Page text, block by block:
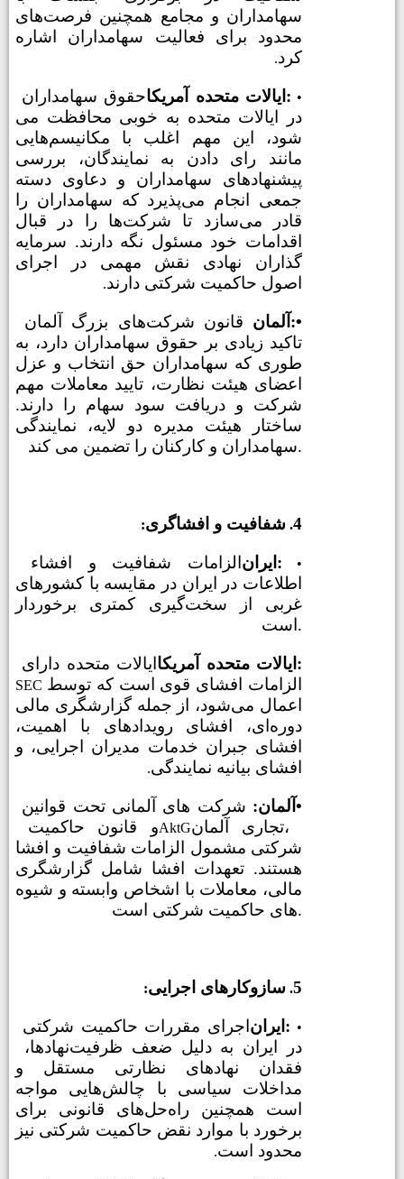
سهامداران و مجامع همچنین فرصت‌های
محدود برای فعالیت سهامداران اشاره
کرد.
• ایالات متحده آمریکا:
در ایالات متحده به خوبی محافظت می
شود، این مهم اغلب با مکانیسم‌هایی
مانند رای دادن به نمایندگان، بررسی
پیشنهادهای سهامداران و دعاوی دسته
جمعی انجام می‌پذیرد که سهامداران را
قادر می‌سازد تا شرکت‌ها را در قبال
اقدامات خود مسئول نگه دارند. سرمایه
گذاران نهادی نقش مهمی در اجرای
اصول حاکمیت شرکتی دارند.
•آلمان:
تاکید زیادی بر حقوق سهامداران دارد، به
طوری که سهامداران حق انتخاب و عزل
اعضای هیئت نظارت، تایید معاملات مهم
شرکت و دریافت سود سهام را دارند.
ساختار هیئت مدیره دو لایه، نمایندگی
سهامداران و کارکنان را تضمین می کند.
4
. شفافیت و افشاگری:
• ایران:
اطلاعات در ایران در مقایسه با کشورهای
غربی از سخت‌گیری کمتری برخوردار
است.
ایالات متحده آمریکا:
الزامات افشای قوی است که توسط
اعمال می‌شود، از جمله گزارشگری مالی
دوره‌ای، افشای رویدادهای با اهمیت،
افشای جبران خدمات مدیران اجرایی، و
افشای بیانیه نمایندگی.
•آلمان: شرکت های آلمانی تحت قوانین
تجاری آلمان،
AktG
شرکتی مشمول الزامات شفافیت و افشا
هستند. تعهدات افشا شامل گزارشگری
مالی، معاملات با اشخاص وابسته و شیوه
های حاکمیت شرکتی است.
5
. سازوکارهای اجرایی:
• ایران:
در ایران به دلیل ضعف ظرفیت
فقدان نهادهای نظارتی مستقل و
مداخلات سیاسی با چالش‌هایی مواجه
است همچنین راه‌حل‌های قانونی برای
برخورد با موارد نقض حاکمیت شرکتی نیز
محدود است.